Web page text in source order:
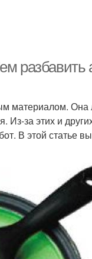
разбавить
материалом. Она
Из-за этих и
В этой статье